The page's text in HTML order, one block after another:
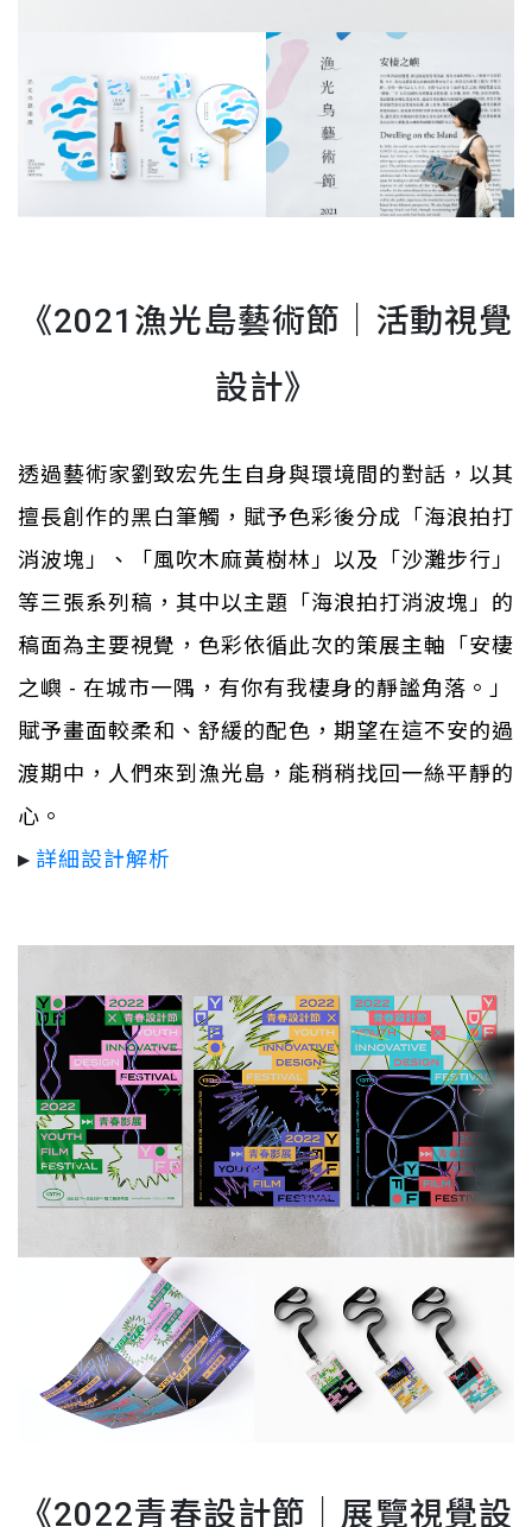
《2021漁光島藝術節 ｜活動視覺
設計》
透過藝術家劉致宏先生自身與環境間的對話，以其
擅長創作的黑白筆觸，賦予色彩後分成「海浪拍打
消波塊」、「風吹木麻黃樹林」以及「沙灘步行」
等三張系列稿，其中以主題「海浪拍打消波塊」的
稿面為主要視覺，色彩依循此次的策展主軸「安棲
之嶼 - 在城市一隅，有你有我棲身的靜謐角落。」
賦予畫面較柔和、舒緩的配色，期望在這不安的過
渡期中，人們來到漁光島，能稍稍找回一絲平靜的
心。
▸ 詳細設計解析
《2022青春設計節｜展覽視覺設